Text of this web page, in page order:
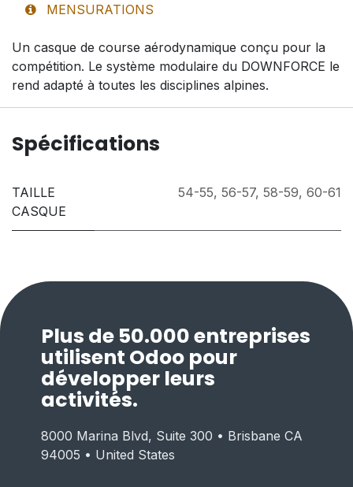
MENSURATIONS
Un casque de course aérodynamique conçu pour la
compétition. Le système modulaire du DOWNFORCE le
rend adapté à toutes les disciplines alpines.
Spécifications
TAILLE
CASQUE
54-55, 56-57, 58-59, 60-61
Plus de 50.000 entreprises
utilisent Odoo pour
développer leurs
activités.
8000 Marina Blvd, Suite 300 • Brisbane CA
94005 • United States